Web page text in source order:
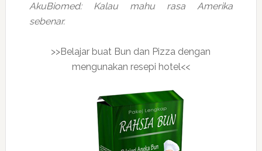
AkuBiomed: Kalau mahu rasa Amerika
sebenar.
>>Belajar buat Bun dan Pizza dengan
mengunakan resepi hotel<<